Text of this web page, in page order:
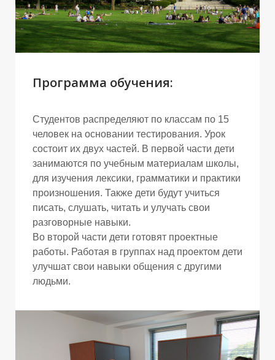
Программа обучения:
Студентов распределяют по классам по 15
человек на основании тестирования. Урок
состоит их двух частей. В первой части дети
занимаются по учебным материалам школы,
для изучения лексики, грамматики и практики
произношения. Также дети будут учиться
писать, слушать, читать и улучать свои
разговорные навыки.
Во второй части дети готовят проектные
работы. Работая в группах над проектом дети
улучшат свои навыки общения с другими
людьми.